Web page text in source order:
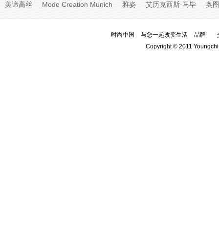
美谛高丝 Mode Creation Munich 雅姿 艾历克西斯·马毕 奥
时尚中国 与您一起改变生活 品牌
Copyright © 2011